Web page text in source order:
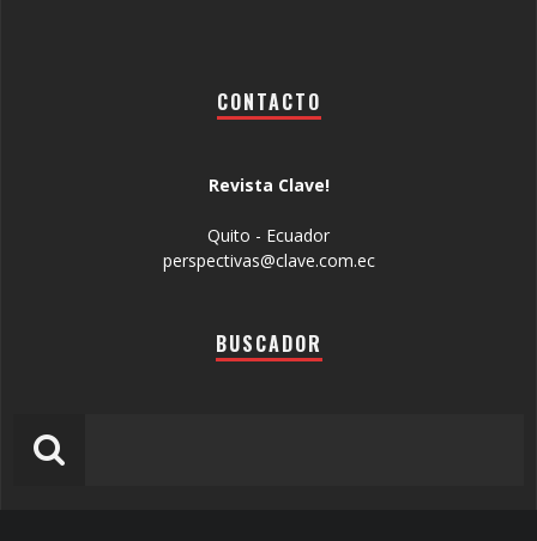
CONTACTO
Revista Clave!
Quito - Ecuador
perspectivas@clave.com.ec
BUSCADOR